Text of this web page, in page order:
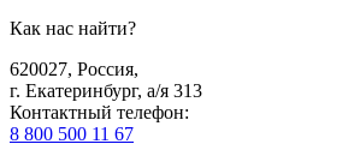
Как нас найти?
620027, Россия,
г. Екатеринбург, а/я 313
Контактный телефон:
8 800 500 11 67